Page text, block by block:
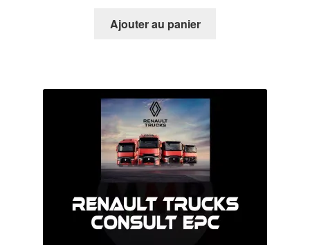
Ajouter au panier